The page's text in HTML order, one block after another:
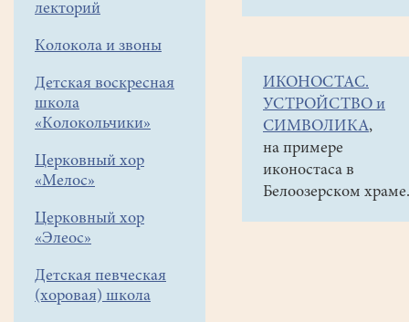
лекторий
Колокола и звоны
Детская воскресная
школа
«Колокольчики»
Церковный хор
«Мелос»
Церковный хор
«Элеос»
Детская певческая
(хоровая) школа
11-
спектакль
"Репка"
(притвор
храма)
ИКОНОСТАС.
УСТРОЙСТВО и
СИМВОЛИКА,
на примере
иконостаса в
Белоозерском храме.